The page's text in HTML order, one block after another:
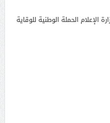
الإعلام الحملة الوطنية للوقاية